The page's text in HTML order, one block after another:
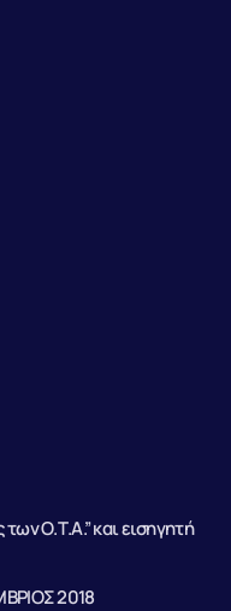
Ο.Τ.Α.” και εισηγητή
2018